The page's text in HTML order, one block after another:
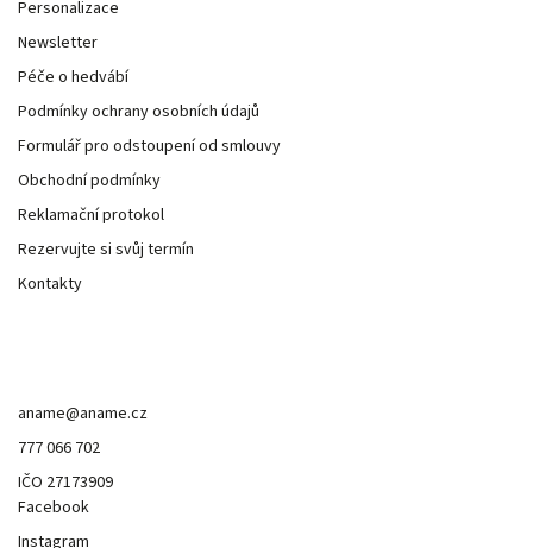
Personalizace
Newsletter
Péče o hedvábí
Podmínky ochrany osobních údajů
Formulář pro odstoupení od smlouvy
Obchodní podmínky
Reklamační protokol
Rezervujte si svůj termín
Kontakty
aname@aname.cz
777 066 702
IČO 27173909
Facebook
Instagram